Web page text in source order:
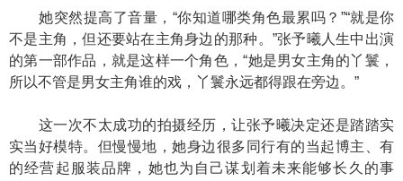
她突然提高了音量，“你知道哪类角色最累吗？”“就是你
不是主角，但还要站在主角身边的那种。”张予曦人生中出演
的第一部作品，就是这样一个角色，“她是男女主角的丫鬟，
所以不管是男女主角谁的戏，丫鬟永远都得跟在旁边。”
这一次不太成功的拍摄经历，让张予曦决定还是踏踏实
实当好模特。但慢慢地，她身边很多同行有的当起博主、有
的经营起服装品牌，她也为自己谋划着未来能够长久的事